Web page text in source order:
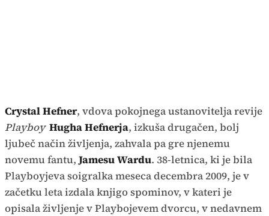
Crystal Hefner, vdova pokojnega ustanovitelja revije
Playboy Hugha Hefnerja, izkuša drugačen, bolj
ljubeč način življenja, zahvala pa gre njenemu
novemu fantu,Jamesu Wardu. 38-letnica, ki je bila
Playboyjeva soigralka meseca decembra 2009, je v
začetku leta izdala knjigo spominov, v kateri je
opisala življenje v Playbojevem dvorcu, v nedavnem